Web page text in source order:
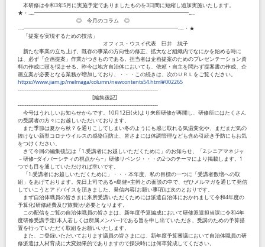
本研修は令和3年5月に実施予定でありましたものを3日間に短縮し追加実施いたします。
★・‥...━━━━━━━━━━━━━━━━━━━━━━━━━━━━━...‥
◎ 今月のコラム ◎
‥...━━━━━━━━━━━━━━━━━━━━━━━━━━━━━...‥・★
「提案を実現するための技法」
オフィス・ウスイ代表 臼井 純子
新たな事業の立ち上げ、既存の事業の方向性の修正、拡大など組織内でなにかを始める時に
は、必ず「企画提案」作業がつきものである。担当者は企画提案のためのプレゼンテーション資
料の作成に頭を悩ませる。昨今は地方自治体においても、依頼・自主を問わず提案書の作成、企
画立案が必要となる業務が増加しており、・・・この続きは、次のＵＲＬをご覧ください。
https://www.jiam.jp/melmaga/column/newcontents54.html#002265
-------------------------------------------------------------------------------
[編集後記]
-------------------------------------------------------------------------------
今号はうれしいお知らせからです。10月12日(火)より来所研修が再開し、研修所にはたくさん
の受講者の方々にお越しいただいております。
また季節は夏から秋？を通りこしてしまい冬のようにも感じ取れる気温変化や、まだまだ気の
抜けない新型コロナウイルスの感染症防止、皆さまには体調管理なども含め引続き予防にもお気
をつけください。
さて今回の編集後記は「1.受講者にお越しいただくために」のお知らせ、「2.シニアマネジャ
－研修~ダイバーシティの視点から~」研修リベンジ・・・の2つのテーマにより掲載します。1
つでも目を通していただければ幸いです。
「1.受講者にお越しいただくために」・・・本年度、私の目標の一つに「受講者数増への取
組」をあげております。先日上司である○島健○主幹との面談の中で、ぜひメルマガを通じて発信
していこうとアドバイスを頂きました。発信内容(お願い事項)は次のとおりです。
まず自治体職員の皆さまに来所受講いただくためには派遣自治体におかれまして令和4年度の
予算化(研修経費及び旅費)が必要となります。
この配信をご覧の自治体職員の皆さまは、新年度予算編成において研修派遣担当課に令和4年
度研修受講予定(本人若しくは所属メンバー)である旨を申し出ていただき、受講のための予算措
置を行っていただく取組をお願いいたします。
また、ご登録いただいております議員の皆さまには、新年度予算審議において自治体職員の研
修派遣は人材育成に大変効果的でありますので採決時には何卒賛成してください。